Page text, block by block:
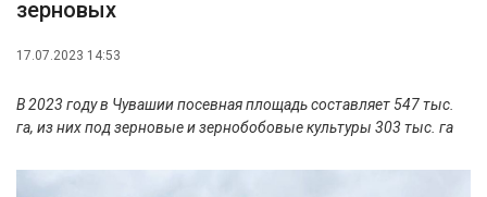
зерновых
17.07.2023 14:53
В 2023 году в Чувашии посевная площадь составляет 547 тыс.
га, из них под зерновые и зернобобовые культуры 303 тыс. га